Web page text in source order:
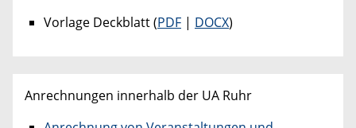
Vorlage Deckblatt (PDF | DOCX)
Anrechnungen innerhalb der UA Ruhr